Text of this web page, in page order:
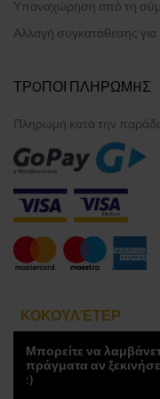
Υπαναχώρηση από τη
Αλλαγή συγκατάθεσης
ΤΡOΠΟΙ ΠΛΗΡΩΜHΣ
Πληρωμή κατά την
ΚΟΚΟΥΛΈΤΕΡ
Μπορείτε να
πράγματα αν
:)